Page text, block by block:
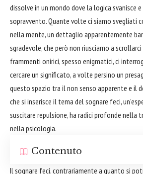
dissolve in un mondo dove la logica svanisce
sopravvento. Quante volte ci siamo svegliati
nella mente, un dettaglio apparentemente
sgradevole, che però non riusciamo a
frammenti onirici, spesso enigmatici, ci
cercare un significato, a volte persino un
questo spazio tra il non senso apparente e il
che si inserisce il tema del sognare feci,
suscitare repulsione, ha radici profonde nella
nella psicologia.
Contenuto
Il sognare feci, contrariamente a quanto si